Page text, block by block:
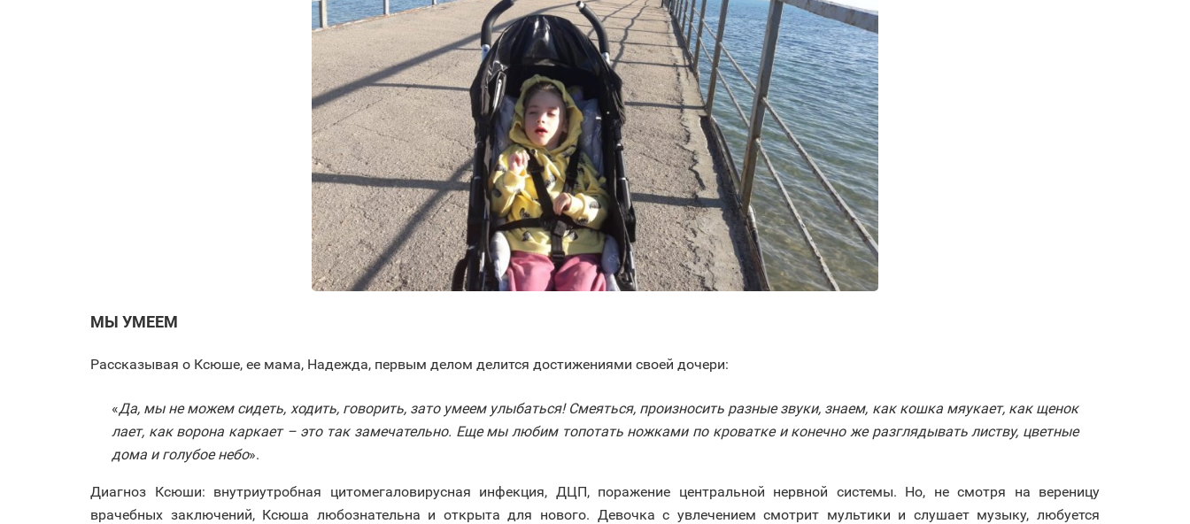
МЫ УМЕЕМ
Рассказывая о Ксюше, ее мама, Надежда, первым делом делится достижениями своей дочери:
«Да, мы не можем сидеть, ходить, говорить, зато умеем улыбаться! Смеяться, произносить разные звуки, знаем, как кошка мяукает, как щенок
лает, как ворона каркает – это так замечательно. Еще мы любим топотать ножками по кроватке и конечно же разглядывать листву, цветные
дома и голубое небо».
Диагноз Ксюши: внутриутробная цитомегаловирусная инфекция, ДЦП, поражение центральной нервной системы. Но, не смотря на вереницу
врачебных заключений, Ксюша любознательна и открыта для нового. Девочка с увлечением смотрит мультики и слушает музыку, любуется